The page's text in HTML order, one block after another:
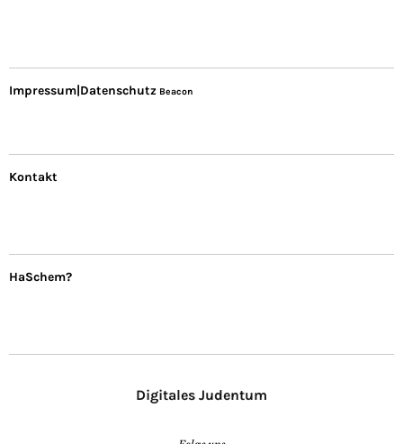
Impressum|Datenschutz Beacon
Kontakt
HaSchem?
Digitales Judentum